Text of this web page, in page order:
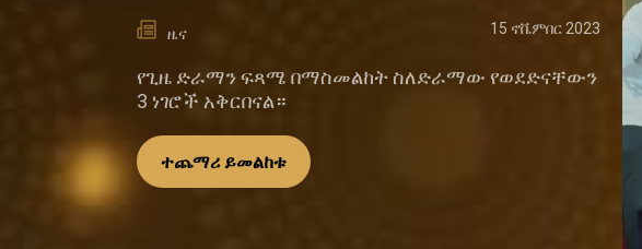
ዜና 15 ኖቬምበር 2023
የጊዜ ድራማን ፍጻሜ በማስመልከት ስለድራማው የወደድናቸውን
3 ነገሮች አቅርበናል።
ተጨማሪ ይመልከቱ